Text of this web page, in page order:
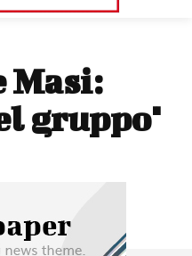
Masi:
gruppo"